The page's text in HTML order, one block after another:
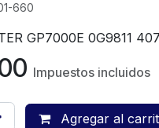
660
GP7000E 0G9811
Impuestos incluidos
Agregar al